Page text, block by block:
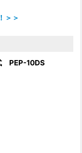
＞＞
PEP-10DS